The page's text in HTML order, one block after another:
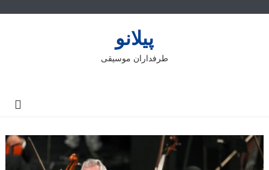
پیلانو
طرفداران موسیقی